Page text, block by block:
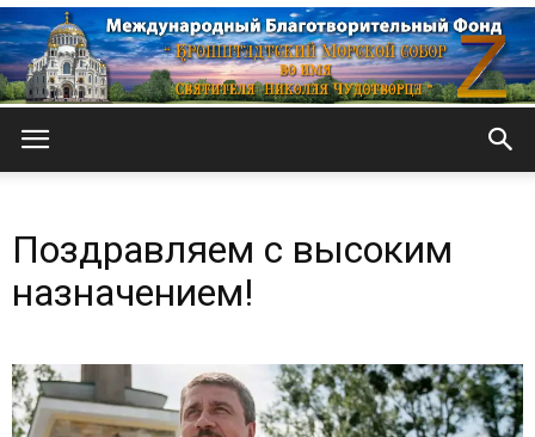
Морской
собор
Поздравляем с высоким
назначением!